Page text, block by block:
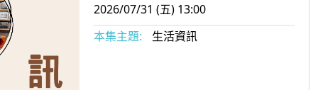
2026/07/31 (五) 13:00
本集主題:
生活資訊